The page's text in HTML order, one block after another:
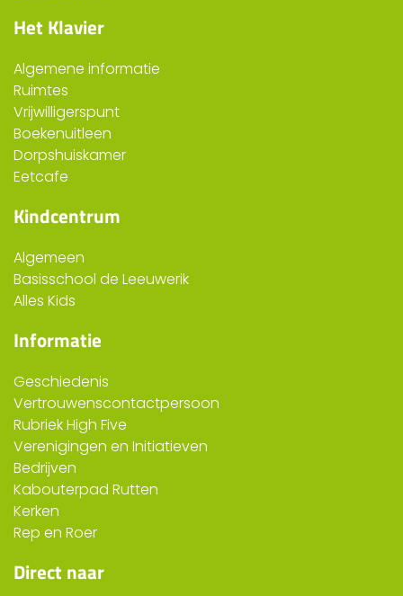
Het Klavier
Algemene informatie
Ruimtes
Vrijwilligerspunt
Boekenuitleen
Dorpshuiskamer
Eetcafe
Kindcentrum
Algemeen
Basisschool de Leeuwerik
Alles Kids
Informatie
Geschiedenis
Vertrouwenscontactpersoon
Rubriek High Five
Verenigingen en Initiatieven
Bedrijven
Kabouterpad Rutten
Kerken
Rep en Roer
Direct naar